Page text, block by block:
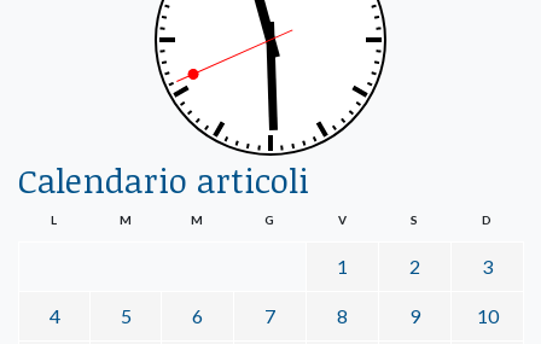
Calendario articoli
L M M G V S D
1 2 3
4 5 6 7 8 9 10